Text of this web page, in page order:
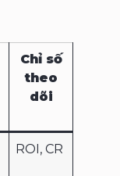
Chỉ số
theo
dõi
ROI, CR